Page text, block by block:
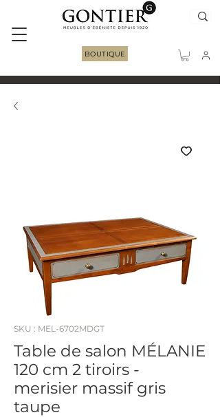
BOUTIQUE
SKU : MEL-6702MDGT
Table de salon MÉLANIE
120 cm 2 tiroirs -
merisier massif gris
taupe